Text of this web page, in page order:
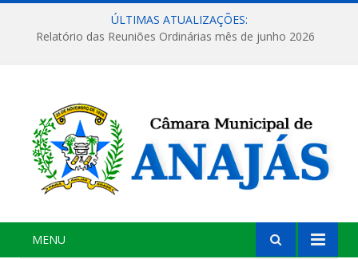
ÚLTIMAS ATUALIZAÇÕES:
Relatório das Reuniões Ordinárias mês de junho 2026
MENU